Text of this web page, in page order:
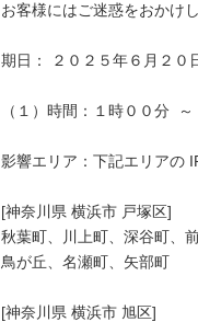
お客様にはご迷惑をおかけ
期日： ２０２５年６月２０
（１）時間：１時００分
影響エリア：下記エリアの
[神奈川県 横浜市 戸塚区]
秋葉町、川上町、深谷町、
鳥が丘、名瀬町、矢部町
[神奈川県 横浜市 旭区]